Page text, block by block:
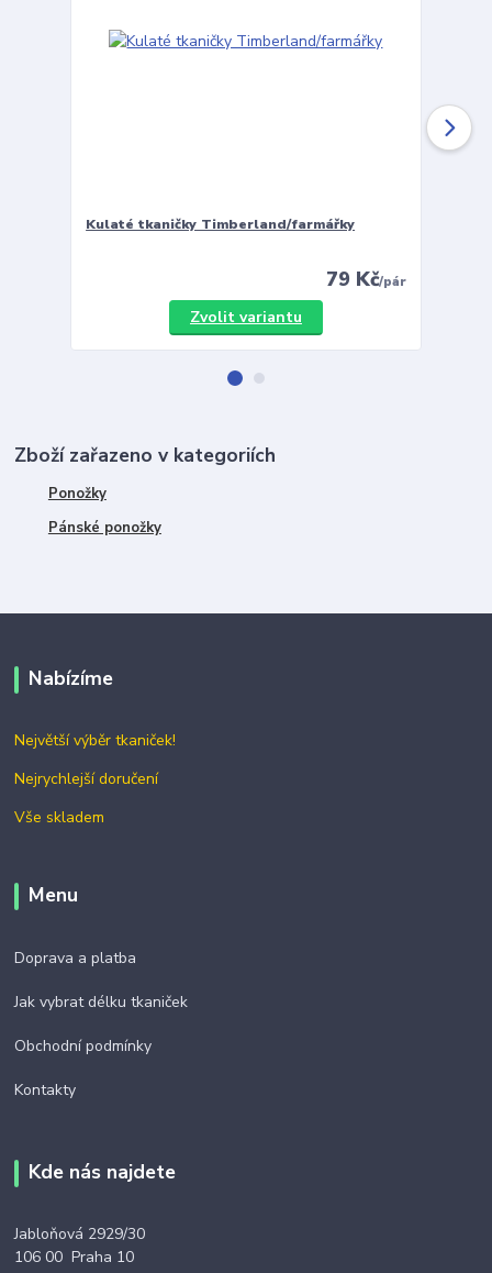
Kulaté tkaničky Timberland/farmářky
79 Kč/pár
Zvolit variantu
Zboží zařazeno v kategoriích
Ponožky
Pánské ponožky
Nabízíme
Největší výběr tkaniček!
Nejrychlejší doručení
Vše skladem
Menu
Doprava a platba
Jak vybrat délku tkaniček
Obchodní podmínky
Kontakty
Kde nás najdete
Jabloňová 2929/30
106 00 Praha 10